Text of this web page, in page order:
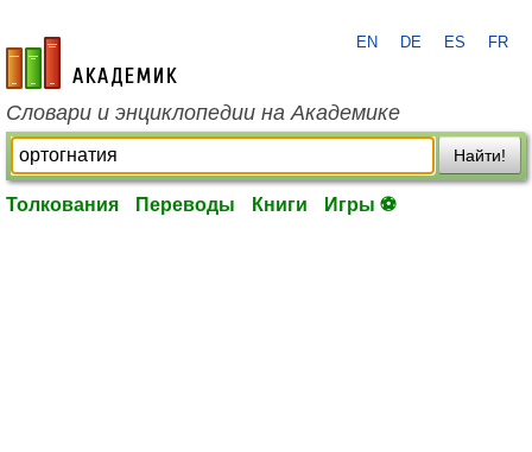
academic.ru
EN DE ES FR
Словари и энциклопедии на Академике
Найти!
Толкования Переводы Книги Игры ⚽